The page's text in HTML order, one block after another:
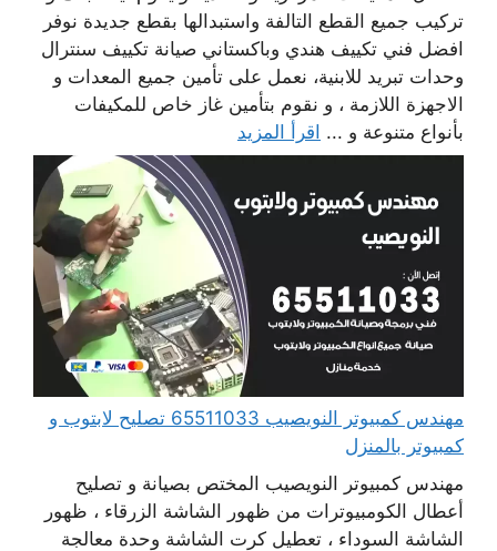
تركيب جميع القطع التالفة واستبدالها بقطع جديدة نوفر
افضل فني تكييف هندي وباكستاني صيانة تكييف سنترال
وحدات تبريد للابنية، نعمل على تأمين جميع المعدات و
الاجهزة اللازمة ، و نقوم بتأمين غاز خاص للمكيفات
بأنواع متنوعة و ... اقرأ المزيد
مهندس كمبيوتر النويصيب 65511033 تصليح لابتوب و
كمبيوتر بالمنزل
مهندس كمبيوتر النويصيب المختص بصيانة و تصليح
أعطال الكومبيوترات من ظهور الشاشة الزرقاء ، ظهور
الشاشة السوداء ، تعطيل كرت الشاشة وحدة معالجة